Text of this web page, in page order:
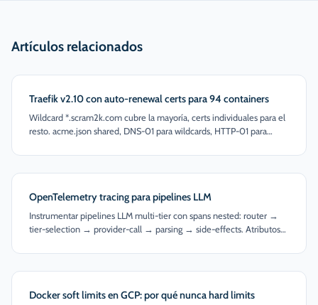
Artículos relacionados
Traefik v2.10 con auto-renewal certs para 94 containers
Wildcard *.scram2k.com cubre la mayoría, certs individuales para el
resto. acme.json shared, DNS-01 para wildcards, HTTP-01 para
OpenTelemetry tracing para pipelines LLM
Instrumentar pipelines LLM multi-tier con spans nested: router →
tier-selection → provider-call → parsing → side-effects. Atributos
Docker soft limits en GCP: por qué nunca hard limits